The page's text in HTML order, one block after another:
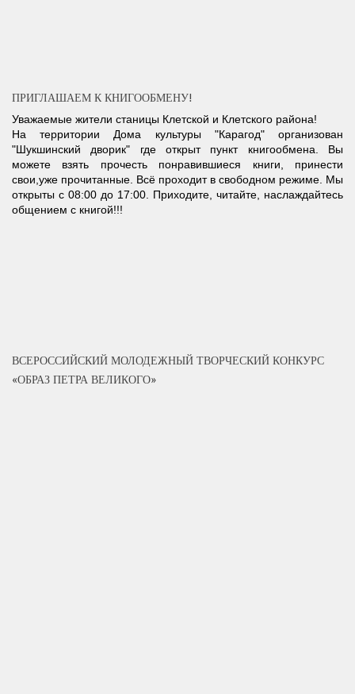
ПРИГЛАШАЕМ К КНИГООБМЕНУ!
Уважаемые жители станицы Клетской и Клетского района!
На территории Дома культуры "Карагод" организован
"Шукшинский дворик" где открыт пункт книгообмена. Вы
можете взять прочесть понравившиеся книги, принести
свои,уже прочитанные. Всё проходит в свободном режиме. Мы
открыты с 08:00 до 17:00. Приходите, читайте, наслаждайтесь
общением с книгой!!!
ВСЕРОССИЙСКИЙ МОЛОДЕЖНЫЙ ТВОРЧЕСКИЙ КОНКУРС
«ОБРАЗ ПЕТРА ВЕЛИКОГО»